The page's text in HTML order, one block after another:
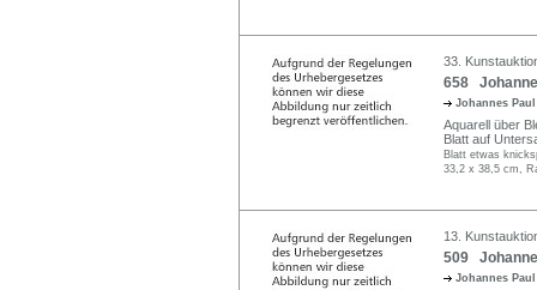
33.
658
Johannes
Aquarell über
Blatt auf
Blatt etwas
33,2 x 38,5 cm,
13.
509
Johannes